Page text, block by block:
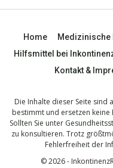
Home
Hilfsmittel bei
Kontakt &
Die Inhalte dieser Seite sind
bestimmt und ersetzen
Sollten Sie unter
zu konsultieren. Trotz
Fehlerfreiheit der
© 2026 -